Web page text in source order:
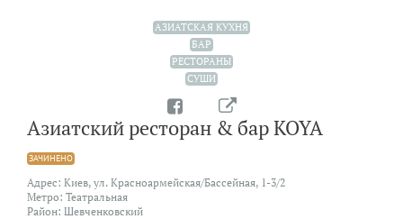
АЗИАТСКАЯ КУХНЯ
БАР
РЕСТОРАНЫ
СУШИ
Азиатский ресторан & бар KOYA
ЗАЧИНЕНО
Адрес: Киев, ул. Красноармейская/Бассейная, 1-3/2
Метро: Театральная
Район: Шевченковский